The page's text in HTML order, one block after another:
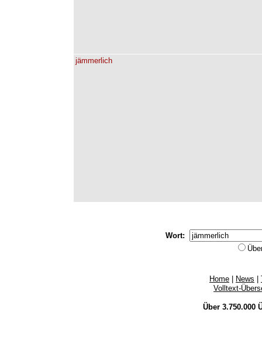
jämmerlich
Wort:
Home News
Volltext-
Über 3.750.000